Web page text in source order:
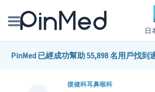
日
線上預約醫師、院所
PinMed 已經成功幫助 55,898 名用戶找到
復健科耳鼻喉科